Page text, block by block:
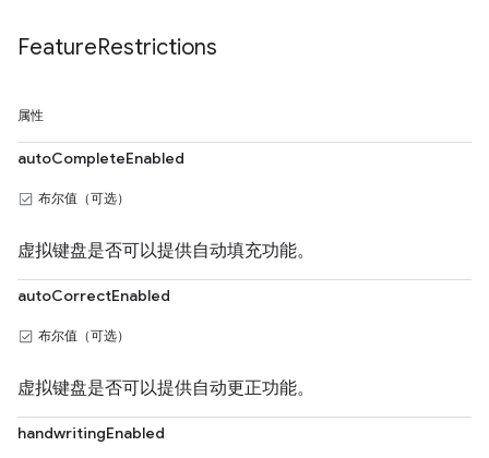
FeatureRestrictions
属性
autoCompleteEnabled
布尔值（可选）
虚拟键盘是否可以提供自动填充功能。
autoCorrectEnabled
布尔值（可选）
虚拟键盘是否可以提供自动更正功能。
handwritingEnabled